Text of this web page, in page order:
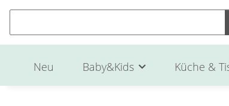
Neu Baby&Kids Küche &